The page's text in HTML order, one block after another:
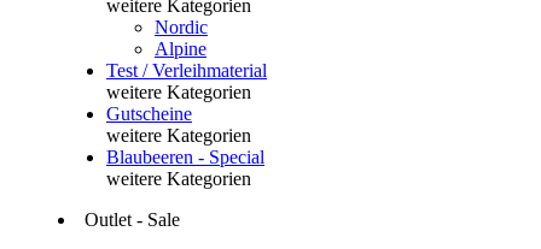
weitere Kategorien
Nordic
Alpine
Test / Verleihmaterial
weitere Kategorien
Gutscheine
weitere Kategorien
Blaubeeren - Special
weitere Kategorien
Outlet - Sale